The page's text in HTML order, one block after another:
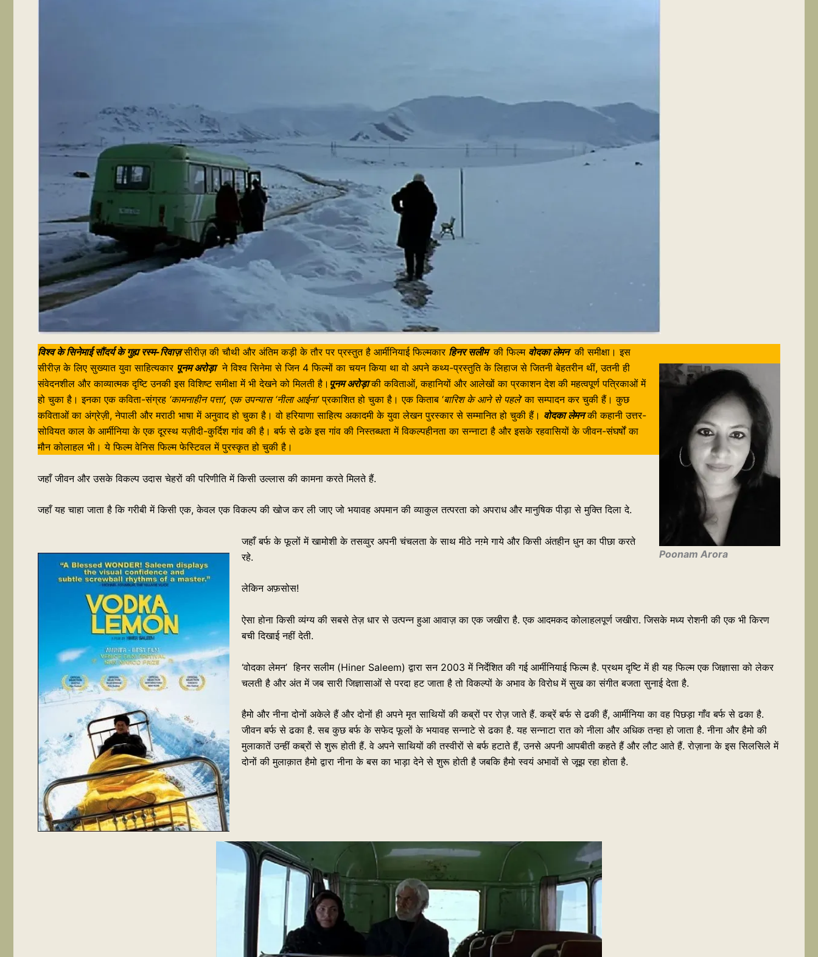
Poonam Arora
विश्व के सिनेमाई सौंदर्य के गुह्य रस्म-रिवाज़सीरीज़ की चौथी और अंतिम कड़ी के तौर पर प्रस्तुत है आर्मीनियाई फिल्मकार हिनर सलीम की फिल्म वोदका लेमन की समीक्षा। इस
सीरीज़ के लिए सुख्यात युवा साहित्यकार पूनम अरोड़ाने विश्व सिनेमा से जिन 4 फिल्मों का चयन किया था वो अपने कथ्य-प्रस्तुति के लिहाज से जितनी बेहतरीन थीं, उतनी ही
संवेदनशील और काव्यात्मक दृष्टि उनकी इस विशिष्ट समीक्षा में भी देखने को मिलती है। पूनम अरोड़ाकी कविताओं, कहानियों और आलेखों का प्रकाशन देश की महत्वपूर्ण पत्रिकाओं में
हो चुका है। इनका एक कविता-संग्रह ‘कामनाहीन पत्ता’, एक उपन्यास ‘नीला आईना’प्रकाशित हो चुका है। एक किताब ‘बारिश के आने से पहले’का सम्पादन कर चुकी हैं। कुछ
कविताओं का अंग्रेज़ी, नेपाली और मराठी भाषा में अनुवाद हो चुका है। वो हरियाणा साहित्य अकादमी के युवा लेखन पुरस्कार से सम्मानित हो चुकी हैं। वोदका लेमनकी कहानी उत्तर-
सोवियत काल के आर्मीनिया के एक दूरस्थ यज़ीदी-कुर्दिश गांव की है। बर्फ से ढके इस गांव की निस्तब्धता में विकल्पहीनता का सन्नाटा है और इसके रहवासियों के जीवन-संघर्षों का
मौन कोलाहल भी। ये फिल्म वेनिस फिल्म फेस्टिवल में पुरस्कृत हो चुकी है।
जहाँ जीवन और उसके विकल्प उदास चेहरों की परिणीति में किसी उल्लास की कामना करते मिलते हैं.
जहाँ यह चाहा जाता है कि गरीबी में किसी एक, केवल एक विकल्प की खोज कर ली जाए जो भयावह अपमान की व्याकुल तत्परता को अपराध और मानुषिक पीड़ा से मुक्ति दिला दे.
जहाँ बर्फ के फूलों में खामोशी के तसव्वुर अपनी चंचलता के साथ मीठे नग़्मे गाये और किसी अंतहीन धुन का पीछा करते
रहे.
लेकिन अफ़सोस!
ऐसा होना किसी व्यंग्य की सबसे तेज़ धार से उत्पन्न हुआ आवाज़ का एक जखीरा है. एक आदमकद कोलाहलपूर्ण जखीरा. जिसके मध्य रोशनी की एक भी किरण
बची दिखाई नहीं देती.
‘वोदका लेमन’ हिनर सलीम (Hiner Saleem) द्वारा सन 2003 में निर्देशित की गई आर्मीनियाई फिल्म है. प्रथम दृष्टि में ही यह फिल्म एक जिज्ञासा को लेकर
चलती है और अंत में जब सारी जिज्ञासाओं से परदा हट जाता है तो विकल्पों के अभाव के विरोध में सुख का संगीत बजता सुनाई देता है.
हैमो और नीना दोनों अकेले हैं और दोनों ही अपने मृत साथियों की कब्रों पर रोज़ जाते हैं. कब्रें बर्फ से ढकी हैं, आर्मीनिया का वह पिछड़ा गाँव बर्फ से ढका है.
जीवन बर्फ से ढका है. सब कुछ बर्फ के सफेद फूलों के भयावह सन्नाटे से ढका है. यह सन्नाटा रात को नीला और अधिक तन्हा हो जाता है. नीना और हैमो की
मुलाकातें उन्हीं कब्रों से शुरू होती हैं. वे अपने साथियों की तस्वीरों से बर्फ हटाते हैं, उनसे अपनी आपबीती कहते हैं और लौट आते हैं. रोज़ाना के इस सिलसिले में
दोनों की मुलाक़ात हैमो द्वारा नीना के बस का भाड़ा देने से शुरू होती है जबकि हैमो स्वयं अभावों से जूझ रहा होता है.